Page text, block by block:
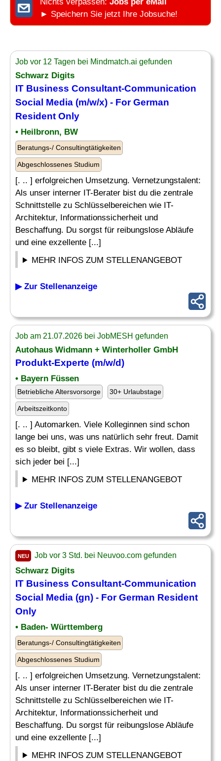
► Speichern Sie jetzt Ihre Jobsuche!
Job vor 12 Tagen bei Mindmatch.ai gefunden
Schwarz Digits
IT Business Consultant-Communication
Social Media (m/w/x) - For German
Resident Only
• Heilbronn, BW
Beratungs-/ Consultingtätigkeiten
Abgeschlossenes Studium
[. .. ] erfolgreichen Umsetzung. Vernetzungstalent:
Als unser interner IT-Berater bist du die zentrale
Schnittstelle zu Schlüsselbereichen wie IT-
Architektur, Informationssicherheit und
Beschaffung. Du sorgst für reibungslose Abläufe
und eine exzellente [...]
MEHR INFOS ZUM STELLENANGEBOT
▶ Zur Stellenanzeige
Job am 21.07.2026 bei JobMESH gefunden
Autohaus Widmann + Winterholler GmbH
Produkt-Experte (m/w/d)
• Bayern Füssen
Betriebliche Altersvorsorge 30+ Urlaubstage
Arbeitszeitkonto
[. .. ] Automarken. Viele Kolleginnen sind schon
lange bei uns, was uns natürlich sehr freut. Damit
es so bleibt, gibt s viele Extras. Wir wollen, dass
sich jeder bei [...]
MEHR INFOS ZUM STELLENANGEBOT
▶ Zur Stellenanzeige
NEU Job vor 3 Std. bei Neuvoo.com gefunden
Schwarz Digits
IT Business Consultant-Communication
Social Media (gn) - For German Resident
Only
• Baden- Württemberg
Beratungs-/ Consultingtätigkeiten
Abgeschlossenes Studium
[. .. ] erfolgreichen Umsetzung. Vernetzungstalent:
Als unser interner IT-Berater bist du die zentrale
Schnittstelle zu Schlüsselbereichen wie IT-
Architektur, Informationssicherheit und
Beschaffung. Du sorgst für reibungslose Abläufe
und eine exzellente [...]
MEHR INFOS ZUM STELLENANGEBOT